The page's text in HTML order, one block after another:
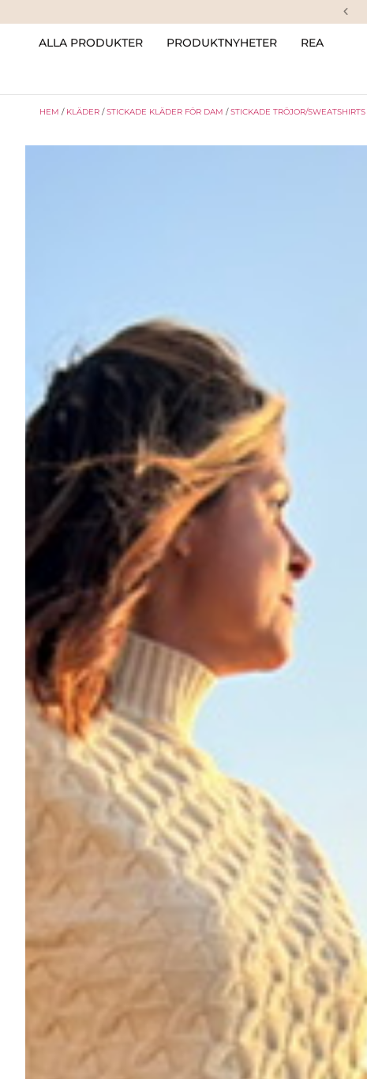
ALLA PRODUKTER PRODUKTNYHETER REA
HEM / KLÄDER /STICKADE KLÄDER FÖR DAM /STICKADE TRÖJOR/SWEATSHIRTS